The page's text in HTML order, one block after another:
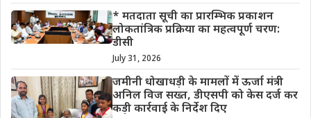
* मतदाता सूची का प्रारम्भिक प्रकाशन
लोकतांत्रिक प्रक्रिया का महत्वपूर्ण चरण:
डीसी
July 31, 2026
जमीनी धोखाधड़ी के मामलों में ऊर्जा मंत्री
अनिल विज सख्त, डीएसपी को केस दर्ज कर
कड़ी कार्रवाई के निर्देश दिए